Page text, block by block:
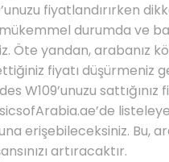
fiyatlandırırken
durumda ve
Öte yandan, arabanız
fiyatı düşürmeniz
W109’unuzu
erişebileceksiniz. Bu,
artıracaktır.